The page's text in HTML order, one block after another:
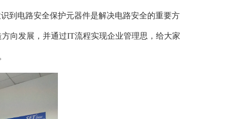
到电路安全保护元器件是解决电路安全的重要方
向发展，并通过IT流程实现企业管理思，给大家